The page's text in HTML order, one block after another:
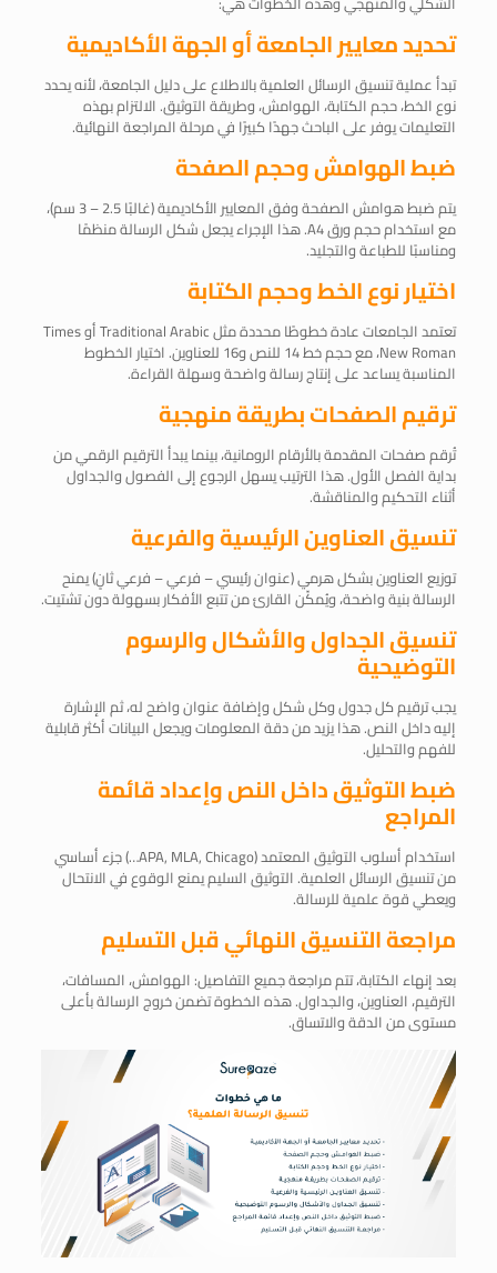
تحديد معايير الجامعة أو الجهة الأكاديمية
تبدأ عملية تنسيق الرسائل العلمية بالاطلاع على دليل الجامعة، لأنه يحدد
نوع الخط، حجم الكتابة، الهوامش، وطريقة التوثيق. الالتزام بهذه
التعليمات يوفر على الباحث جهدًا كبيرًا في مرحلة المراجعة النهائية.
ضبط الهوامش وحجم الصفحة
يتم ضبط هوامش الصفحة وفق المعايير الأكاديمية (غالبًا 2.5 – 3 سم)،
مع استخدام حجم ورق A4. هذا الإجراء يجعل شكل الرسالة منظمًا
ومناسبًا للطباعة والتجليد.
اختيار نوع الخط وحجم الكتابة
تعتمد الجامعات عادة خطوطًا محددة مثل Traditional Arabic أو Times
New Roman، مع حجم خط 14 للنص و16 للعناوين. اختيار الخطوط
المناسبة يساعد على إنتاج رسالة واضحة وسهلة القراءة.
ترقيم الصفحات بطريقة منهجية
تُرقم صفحات المقدمة بالأرقام الرومانية، بينما يبدأ الترقيم الرقمي من
بداية الفصل الأول. هذا الترتيب يسهل الرجوع إلى الفصول والجداول
أثناء التحكيم والمناقشة.
تنسيق العناوين الرئيسية والفرعية
توزيع العناوين بشكل هرمي (عنوان رئيسي – فرعي – فرعي ثانٍ) يمنح
الرسالة بنية واضحة، ويُمكّن القارئ من تتبع الأفكار بسهولة دون تشتيت.
تنسيق الجداول والأشكال والرسوم
التوضيحية
يجب ترقيم كل جدول وكل شكل وإضافة عنوان واضح له، ثم الإشارة
إليه داخل النص. هذا يزيد من دقة المعلومات ويجعل البيانات أكثر قابلية
للفهم والتحليل.
ضبط التوثيق داخل النص وإعداد قائمة
المراجع
استخدام أسلوب التوثيق المعتمد (APA, MLA, Chicago…) جزء أساسي
من تنسيق الرسائل العلمية. التوثيق السليم يمنع الوقوع في الانتحال
ويعطي قوة علمية للرسالة.
مراجعة التنسيق النهائي قبل التسليم
بعد إنهاء الكتابة، تتم مراجعة جميع التفاصيل: الهوامش، المسافات،
الترقيم، العناوين، والجداول. هذه الخطوة تضمن خروج الرسالة بأعلى
مستوى من الدقة والاتساق.